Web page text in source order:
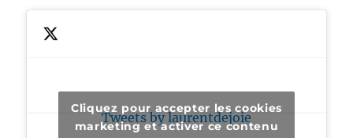
Tweets by laurentdejoie
Cliquez pour accepter les cookies
marketing et activer ce contenu